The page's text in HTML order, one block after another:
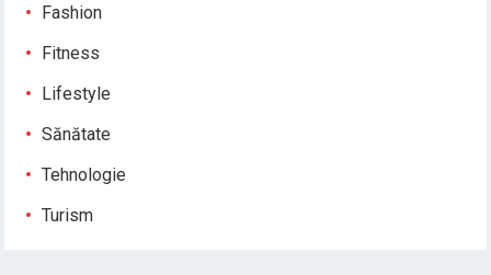
Fashion
Fitness
Lifestyle
Sănătate
Tehnologie
Turism